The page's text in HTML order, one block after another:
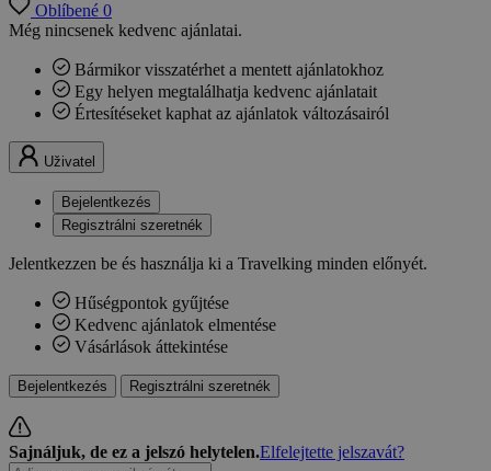
Oblíbené 0
Még nincsenek kedvenc ajánlatai.
Bármikor visszatérhet a mentett ajánlatokhoz
Egy helyen megtalálhatja kedvenc ajánlatait
Értesítéseket kaphat az ajánlatok változásairól
Uživatel
Bejelentkezés
Regisztrálni szeretnék
Jelentkezzen be és használja ki a Travelking minden előnyét.
Hűségpontok gyűjtése
Kedvenc ajánlatok elmentése
Vásárlások áttekintése
Bejelentkezés Regisztrálni szeretnék
Sajnáljuk, de ez a jelszó helytelen.Elfelejtette jelszavát?